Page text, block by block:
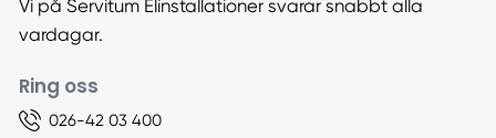
Vi på Servitum Elinstallationer svarar snabbt alla
vardagar.
Ring oss
026-42 03 400